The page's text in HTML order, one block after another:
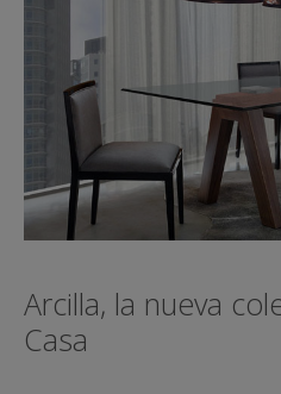
Arcilla, la nueva
Casa